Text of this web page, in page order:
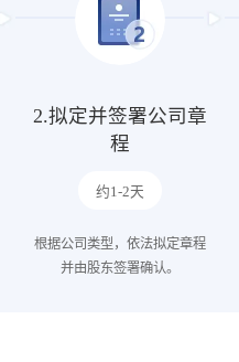
2.拟定并签署公司章
程
约1-2天
根据公司类型，依法拟定章程
并由股东签署确认。